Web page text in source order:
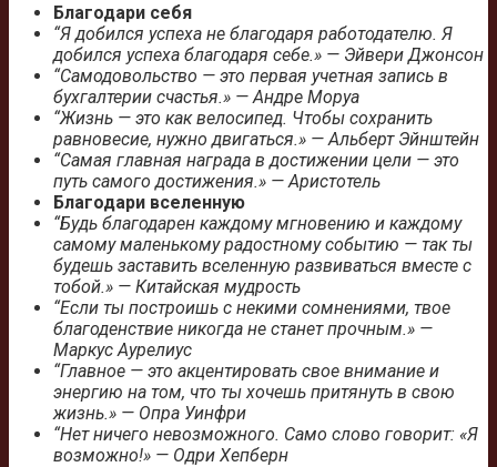
Благодари себя
“Я добился успеха не благодаря работодателю. Я
добился успеха благодаря себе.» — Эйвери Джонсон
“Самодовольство — это первая учетная запись в
бухгалтерии счастья.» — Андре Моруа
“Жизнь — это как велосипед. Чтобы сохранить
равновесие, нужно двигаться.» — Альберт Эйнштейн
“Самая главная награда в достижении цели — это
путь самого достижения.» — Аристотель
Благодари вселенную
“Будь благодарен каждому мгновению и каждому
самому маленькому радостному событию — так ты
будешь заставить вселенную развиваться вместе с
тобой.» — Китайская мудрость
“Если ты построишь с некими сомнениями, твое
благоденствие никогда не станет прочным.» —
Маркус Аурелиус
“Главное — это акцентировать свое внимание и
энергию на том, что ты хочешь притянуть в свою
жизнь.» — Опра Уинфри
“Нет ничего невозможного. Само слово говорит: «Я
возможно!» — Одри Хепберн